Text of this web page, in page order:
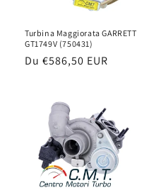
Turbina Maggiorata GARRETT
GT1749V (750431)
Prix
Du €586,50 EUR